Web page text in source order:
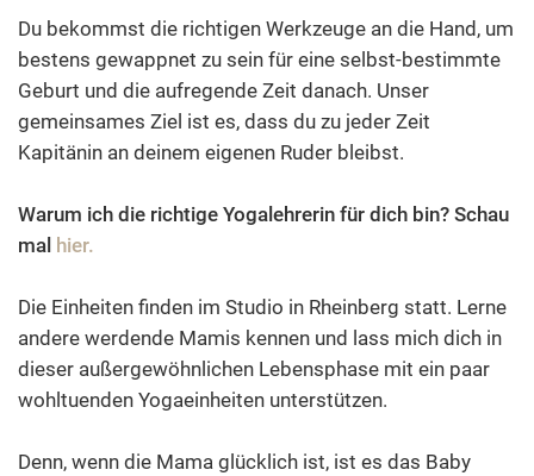
Du bekommst die richtigen Werkzeuge an die Hand, um
bestens gewappnet zu sein für eine selbst-bestimmte
Geburt und die aufregende Zeit danach. Unser
gemeinsames Ziel ist es, dass du zu jeder Zeit
Kapitänin an deinem eigenen Ruder bleibst.
Warum ich die richtige Yogalehrerin für dich bin? Schau
mal hier.
Die Einheiten finden im Studio in Rheinberg statt. Lerne
andere werdende Mamis kennen und lass mich dich in
dieser außergewöhnlichen Lebensphase mit ein paar
wohltuenden Yogaeinheiten unterstützen.
Denn, wenn die Mama glücklich ist, ist es das Baby